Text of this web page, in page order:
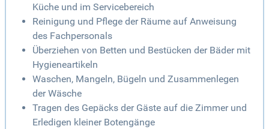
Küche und im Servicebereich
Reinigung und Pflege der Räume auf Anweisung
des Fachpersonals
Überziehen von Betten und Bestücken der Bäder mit
Hygieneartikeln
Waschen, Mangeln, Bügeln und Zusammenlegen
der Wäsche
Tragen des Gepäcks der Gäste auf die Zimmer und
Erledigen kleiner Botengänge